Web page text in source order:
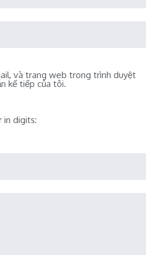
và trang web trong trình duyệt
kế tiếp của tôi.
in digits: